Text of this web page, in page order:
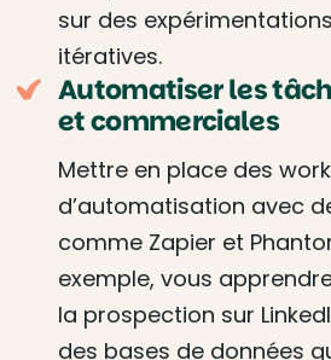
sur des
itératives.
Automatiser les
et commerciales
Mettre en place des
d’automatisation avec
comme Zapier et
exemple, vous
la prospection sur
des bases de données